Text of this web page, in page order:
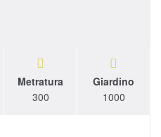
Metratura
300
Giardino
1000